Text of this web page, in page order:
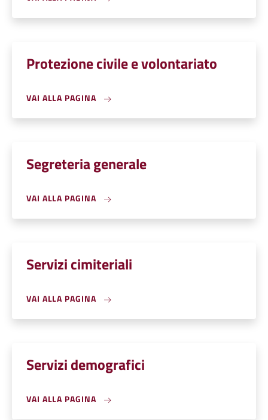
Protezione civile e volontariato
VAI ALLA PAGINA
Segreteria generale
VAI ALLA PAGINA
Servizi cimiteriali
VAI ALLA PAGINA
Servizi demografici
VAI ALLA PAGINA